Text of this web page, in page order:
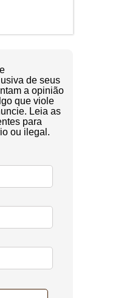
de seus
a opinião
que viole
Leia as
para
ou ilegal.